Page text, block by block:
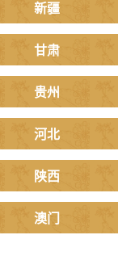
新疆
甘肃
贵州
河北
陕西
澳门